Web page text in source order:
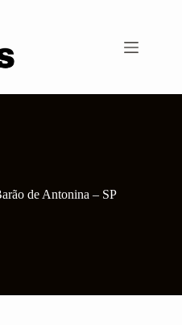
de Antonina – SP